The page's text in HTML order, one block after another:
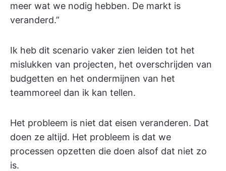
meer wat we nodig hebben. De markt is
veranderd.”
Ik heb dit scenario vaker zien leiden tot het
mislukken van projecten, het overschrijden van
budgetten en het ondermijnen van het
teammoreel dan ik kan tellen.
Het probleem is niet dat eisen veranderen. Dat
doen ze altijd. Het probleem is dat we
processen opzetten die doen alsof dat niet zo
is.